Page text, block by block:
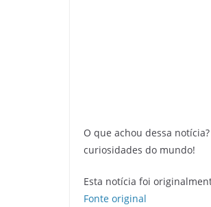
O que achou dessa
curiosidades do mundo!
Esta notícia foi
Fonte original